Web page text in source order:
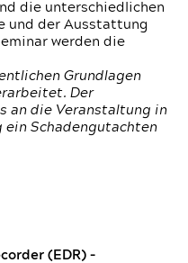
die unterschiedlichen
und der Ausstattung
werden die
Grundlagen
Der
an die Veranstaltung in
ein Schadengutachten
(EDR) –